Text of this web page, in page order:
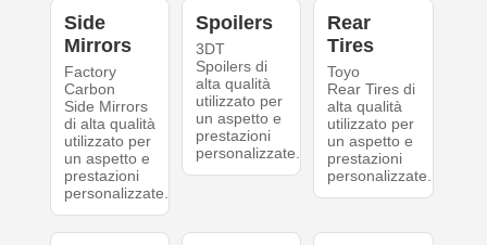
Side
Mirrors
Factory
Carbon
Side Mirrors
di alta qualità
utilizzato per
un aspetto e
prestazioni
personalizzate.
Spoilers
3DT
Spoilers di
alta qualità
utilizzato per
un aspetto e
prestazioni
personalizzate.
Rear
Tires
Toyo
Rear Tires di
alta qualità
utilizzato per
un aspetto e
prestazioni
personalizzate.